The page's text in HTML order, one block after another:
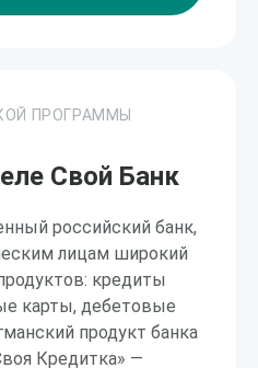
ПРОГРАММЫ
Свой Банк
российский банк,
лицам широкий
кредиты
карты, дебетовые
продукт банка
Кредитка» —